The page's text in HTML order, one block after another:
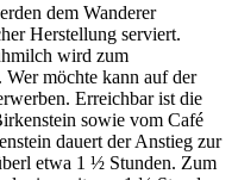
dem Wanderer
Herstellung serviert.
wird zum
möchte kann auf der
Erreichbar ist die
sowie vom Café
dauert der Anstieg zur
etwa 1 ½ Stunden. Zum